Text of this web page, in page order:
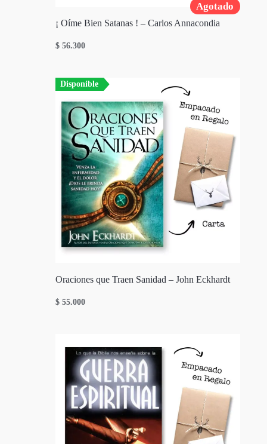
Agotado
¡ Oíme Bien Satanas ! – Carlos Annacondia
$ 56.300
Disponible
Oraciones que Traen Sanidad – John Eckhardt
$ 55.000